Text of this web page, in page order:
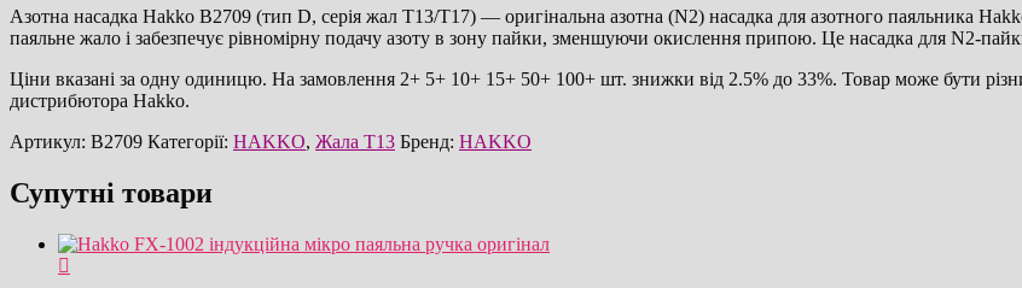
Азотна насадка Hakko B2709 (тип D, серія жал T13/T17) — оригінальна азотна (N2) насадка для азотного паяльника
паяльне жало і забезпечує рівномірну подачу азоту в зону пайки, зменшуючи окислення припою. Це насадка для N2-
Ціни вказані за одну одиницю. На замовлення 2+ 5+ 10+ 15+ 50+ 100+ шт. знижки від 2.5% до 33%. Товар може бути
дистрибютора Hakko.
Артикул: B2709 Категорії: HAKKO, Жала T13 Бренд: HAKKO
Супутні товари